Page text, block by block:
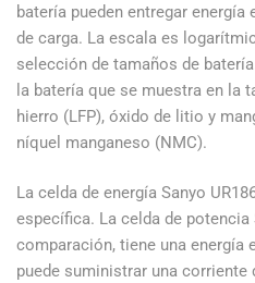
batería pueden entregar
de carga. La escala es
selección de tamaños de
la batería que se muestra en
hierro (LFP), óxido de litio y
níquel manganeso (NMC).
La celda de energía Sanyo
específica. La celda de potencia
comparación, tiene una energía
puede suministrar una corriente